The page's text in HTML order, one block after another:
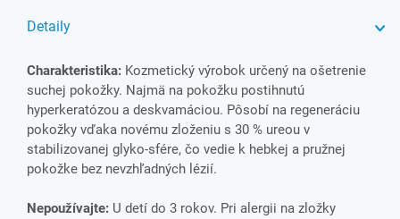
Detaily
Charakteristika: Kozmetický výrobok určený na ošetrenie
suchej pokožky. Najmä na pokožku postihnutú
hyperkeratózou a deskvamáciou. Pôsobí na regeneráciu
pokožky vďaka novému zloženiu s 30 % ureou v
stabilizovanej glyko-sfére, čo vedie k hebkej a pružnej
pokožke bez nevzhľadných lézií.
Nepoužívajte: U detí do 3 rokov. Pri alergii na zložky